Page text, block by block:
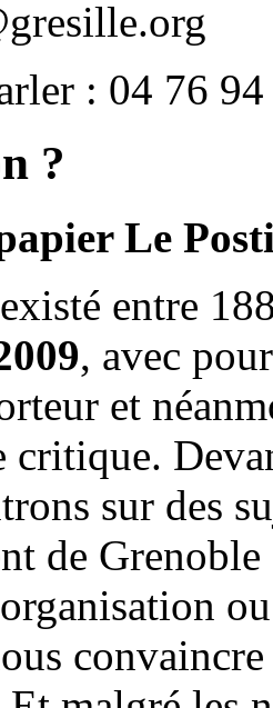
: 04 76
?
Le
entre
, avec
et
critique.
sur des
de